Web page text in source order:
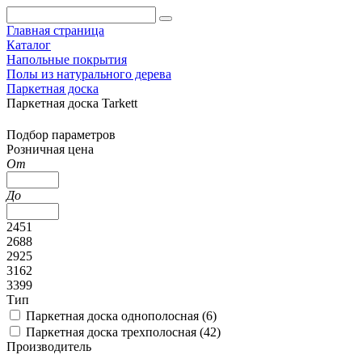
Главная страница
Каталог
Напольные покрытия
Полы из натурального дерева
Паркетная доска
Паркетная доска Tarkett
Подбор параметров
Розничная цена
От
До
2451
2688
2925
3162
3399
Тип
Паркетная доска однополосная (6)
Паркетная доска трехполосная (42)
Производитель